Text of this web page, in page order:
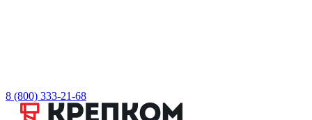
8 (800) 333-21-68